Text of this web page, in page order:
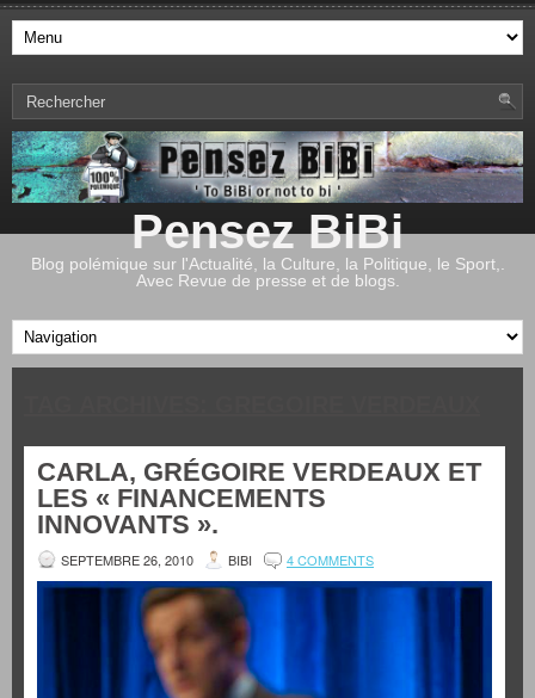
Pensez BiBi
Blog polémique sur l'Actualité, la Culture, la Politique, le Sport,.
Avec Revue de presse et de blogs.
CARLA, GRÉGOIRE VERDEAUX ET
LES « FINANCEMENTS
INNOVANTS ».
SEPTEMBRE 26, 2010 BIBI 4 COMMENTS